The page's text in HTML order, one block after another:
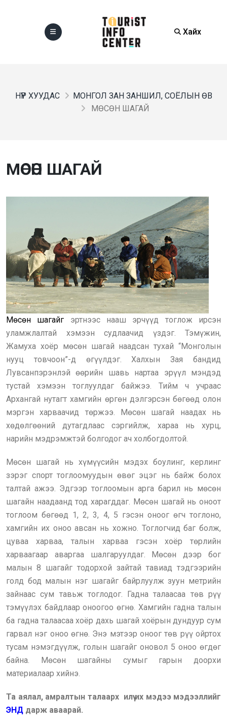
Хайх
НҮҮР ХУУДАС
МОНГОЛ ЗАН ЗАНШИЛ, СОЁЛЫН ӨВ
МӨСӨН ШАГАЙ
МӨСӨН ШАГАЙ
Мөсөн шагайг эртнээс нааш эрчүүд тоглож ирсэн
уламжлалтай хэмээн судлаачид үздэг. Тэмүжин,
Жамуха хоёр мөсөн шагай наадсан тухай “Монголын
нууц товчоон”-д өгүүлдэг. Халхын Зая бандид
Лувсанпэрэнлэй өөрийн шавь нартаа эрүүл мэндэд
тустай хэмээн тоглуулдаг байжээ. Тийм ч учраас
Архангай нутагт хамгийн өргөн дэлгэрсэн бөгөөд олон
мэргэн харваачид төржээ. Мөсөн шагай наадах нь
хөдөлгөөний дутагдлаас сэргийлж, хараа нь хурц,
нарийн мэдрэмжтэй болгодог ач холбогдолтой.
Мөсөн шагай нь хүмүүсийн мэдэх боулинг, керлинг
зэрэг спорт тоглоомуудын өвөг эцэг нь байж болох
талтай ажээ. Эдгээр тоглоомын арга барил нь мөсөн
шагайн наадаанд тод харагддаг. Мөсөн шагай нь оноот
тоглоом бөгөөд 1, 2, 3, 4, 5 гэсэн оноог өгч тоглоно,
хамгийн их оноо авсан нь хожно. Тоглогчид баг болж,
цуваа харваа, талын харваа гэсэн хоёр төрлийн
харваагаар аваргаа шалгаруулдаг. Мөсөн дээр бог
малын 8 шагайг тодорхой зайтай тавиад тэдгээрийн
голд бод малын нэг шагайг байрлуулж зуун метрийн
зайнаас сум тавьж тоглодог. Гадна талаасаа төв рүү
тэмүүлэх байдлаар оноогоо өгнө. Хамгийн гадна талын
ба гадна талаасаа хоёр дахь шагай хоёрын дундуур сум
гарвал нэг оноо өгнө. Энэ мэтээр оноог төв рүү ойртох
тусам нэмэгдүүлж, голын шагайг оновол 5 оноо өгдөг
байна. Мөсөн шагайны сумыг гарын доорхи
материалаар хийнэ.
Та аялал, амралтын талаарх илүү их мэдээ мэдээллийг
ЭНД дарж аваарай.